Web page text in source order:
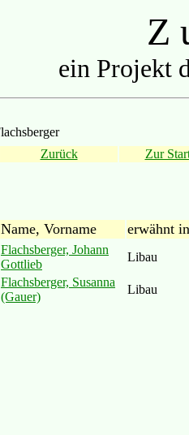
Z
ein Projekt
Zurück
Zur
Name, Vorname erwähnt in
Flachsberger, Johann
Gottlieb
Libau
Flachsberger, Susanna
(Gauer)
Libau